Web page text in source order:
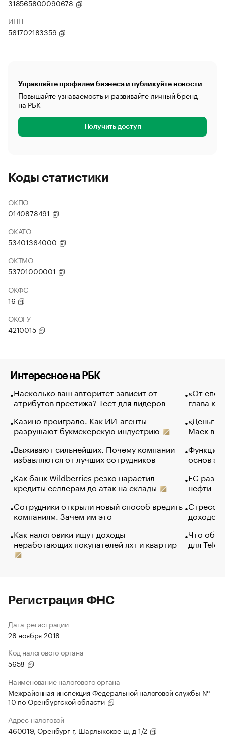
318565800090678
ИНН
561702183359
Управляйте профилем бизнеса и публикуйте новости
Повышайте узнаваемость и развивайте личный бренд
на РБК
Получить доступ
Коды статистики
ОКПО
0140878491
ОКАТО
53401364000
ОКТМО
53701000001
ОКФС
16
ОКОГУ
4210015
Интересное на РБК
Насколько ваш авторитет зависит от
атрибутов престижа? Тест для лидеров
Казино проиграло. Как ИИ-агенты
разрушают букмекерскую индустрию
Выживают сильнейших. Почему компании
избавляются от лучших сотрудников
Как банк Wildberries резко нарастил
кредиты селлерам до атак на склады
Сотрудники открыли новый способ вредить
компаниям. Зачем им это
Как налоговики ищут доходы
неработающих покупателей яхт и квартир
«От
глава
«Деньги
Маск в
Функции
основ
ЕС
нефти —
Стресс
доходов
Что
для
Регистрация ФНС
Дата регистрации
28 ноября 2018
Код налогового органа
5658
Наименование налогового органа
Межрайонная инспекция Федеральной налоговой службы №
10 по Оренбургской области
Адрес налоговой
460019, Оренбург г, Шарлыкское ш, д 1/2